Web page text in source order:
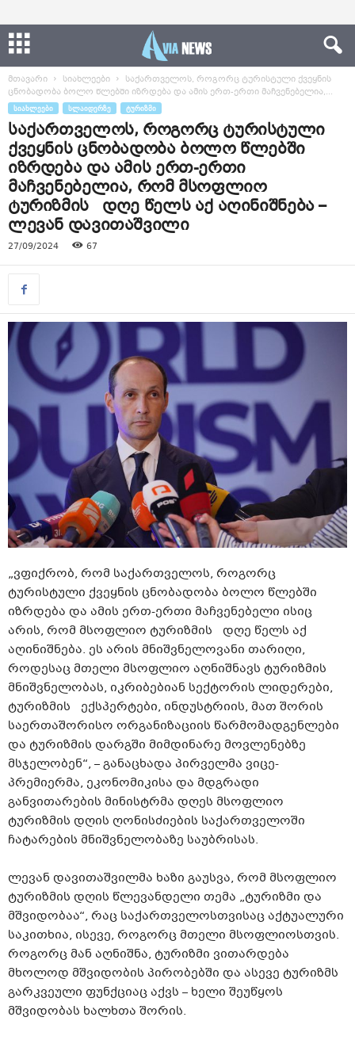
მთავარი სიახლეები
საქართველოს, როგორც ტურისტული ქვეყნის
ცნობადობა ბოლო წლებში იზრდება და ამის ერთ-ერთი მაჩვენებელია,...
ᲡᲘᲐᲮᲚᲔᲔᲑᲘ ᲡᲚᲐᲘᲓᲔᲠᲖᲔ ᲢᲣᲠᲘᲖᲛᲘ
საქართველოს, როგორც ტურისტული
ქვეყნის ცნობადობა ბოლო წლებში
იზრდება და ამის ერთ-ერთი
მაჩვენებელია, რომ მსოფლიო
ტურიზმის დღე წელს აქ აღინიშნება –
ლევან დავითაშვილი
27/09/2024 67
„ვფიქრობ, რომ საქართველოს, როგორც
ტურისტული ქვეყნის ცნობადობა ბოლო წლებში
იზრდება და ამის ერთ-ერთი მაჩვენებელი ისიც
არის, რომ მსოფლიო ტურიზმის დღე წელს აქ
აღინიშნება. ეს არის მნიშვნელოვანი თარიღი,
როდესაც მთელი მსოფლიო აღნიშნავს ტურიზმის
მნიშვნელობას, იკრიბებიან სექტორის ლიდერები,
ტურიზმის ექსპერტები, ინდუსტრიის, მათ შორის
საერთაშორისო ორგანიზაციის წარმომადგენლები
და ტურიზმის დარგში მიმდინარე მოვლენებზე
მსჯელობენ“, – განაცხადა პირველმა ვიცე-
პრემიერმა, ეკონომიკისა და მდგრადი
განვითარების მინისტრმა დღეს მსოფლიო
ტურიზმის დღის ღონისძიების საქართველოში
ჩატარების მნიშვნელობაზე საუბრისას.
ლევან დავითაშვილმა ხაზი გაუსვა, რომ მსოფლიო
ტურიზმის დღის წლევანდელი თემა „ტურიზმი და
მშვიდობაა“, რაც საქართველოსთვისაც აქტუალური
საკითხია, ისევე, როგორც მთელი მსოფლიოსთვის.
როგორც მან აღნიშნა, ტურიზმი ვითარდება
მხოლოდ მშვიდობის პირობებში და ასევე ტურიზმს
გარკვეული ფუნქციაც აქვს – ხელი შეუწყოს
მშვიდობას ხალხთა შორის.